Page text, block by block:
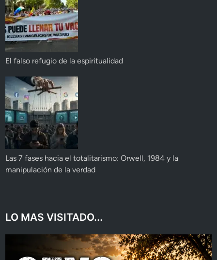
El falso refugio de la espiritualidad
Las 7 fases hacia el totalitarismo: Orwell, 1984 y la
manipulación de la verdad
LO MAS VISITADO...